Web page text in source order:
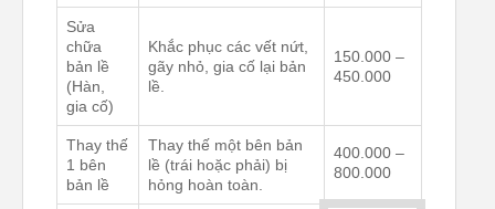
Sửa
chữa
bản lề
(Hàn,
gia cố)
Khắc phục các vết nứt,
gãy nhỏ, gia cố lại bản
lề.
150.000 –
450.000
Thay thế
1 bên
bản lề
Thay thế một bên bản
lề (trái hoặc phải) bị
hỏng hoàn toàn.
400.000 –
800.000